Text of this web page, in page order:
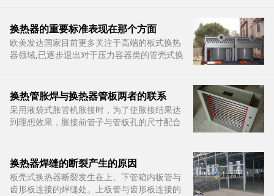
表面的压降提高
换热器的重要标准表现在那个方面
欧美发达国家目前更多关注于高端的板式换热
器领域,已逐步退出对于压力容器类的管壳式换
换热管胀焊与换热器管板两者的联系
采用液袋式胀管机胀接时，为了使胀接结果达
到理想效果，胀接前管子与管板孔的尺寸配合
后焊的方式，而对特殊设计的强度胀+强度焊
则可采用先贴胀
换热器焊缝的断裂产生的原因
​板壳式换热器断裂发生在上、下管箱内板管与
齿形板连接的焊缝处。上板管与齿形板连接的